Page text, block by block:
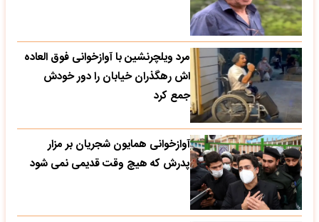
مرد ویلچرنشین با آوازخوانی فوق العاده
اش رهگذران خیابان را دور خودش
جمع کرد
آوازخوانی همایون شجریان بر مزار
پدرش که هیچ وقت قدیمی نمی شود